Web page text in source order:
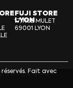
FUJI STORE
LYON
17, RUE MULET
69001 LYON
Fait avec